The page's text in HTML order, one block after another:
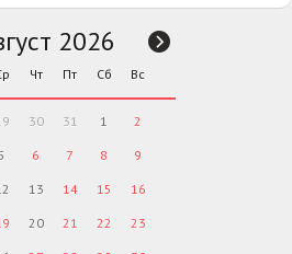
2026
Чт Пт Сб Вс
30 31 1 2
6 7 8 9
13 14 15 16
20 21 22 23